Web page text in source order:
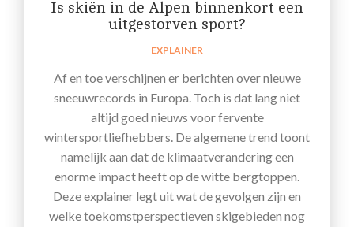
Is skiën in de Alpen binnenkort een
uitgestorven sport?
EXPLAINER
Af en toe verschijnen er berichten over nieuwe
sneeuwrecords in Europa. Toch is dat lang niet
altijd goed nieuws voor fervente
wintersportliefhebbers. De algemene trend toont
namelijk aan dat de klimaatverandering een
enorme impact heeft op de witte bergtoppen.
Deze explainer legt uit wat de gevolgen zijn en
welke toekomstperspectieven skigebieden nog